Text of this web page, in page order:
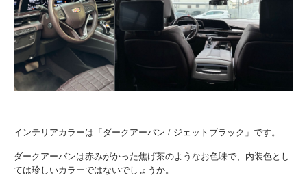
インテリアカラーは「ダークアーバン / ジェットブラック」です。
ダークアーバンは赤みがかった焦げ茶のようなお色味で、内装色とし
ては珍しいカラーではないでしょうか。